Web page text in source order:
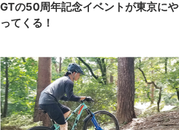
GTの50周年記念イベントが東京にや
ってくる！